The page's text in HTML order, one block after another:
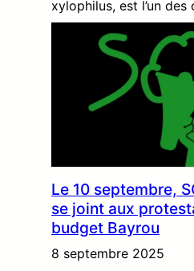
xylophilus, est l’un
Le 10 septembre,
se joint aux
budget Bayrou
8 septembre 2025